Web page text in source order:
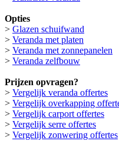
Opties
> Glazen schuifwand
> Veranda met platen
> Veranda met zonnepanelen
> Veranda zelfbouw
Prijzen opvragen?
> Vergelijk veranda offertes
> Vergelijk overkapping
> Vergelijk carport offertes
> Vergelijk serre offertes
> Vergelijk zonwering offertes